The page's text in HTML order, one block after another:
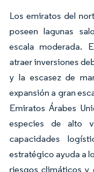
Los emiratos del
poseen lagunas
escala moderada.
atraer inversiones
y la escasez de
expansión a gran
Emiratos Árabes
especies de alto
capacidades
estratégico ayuda a
riesgos climáticos y